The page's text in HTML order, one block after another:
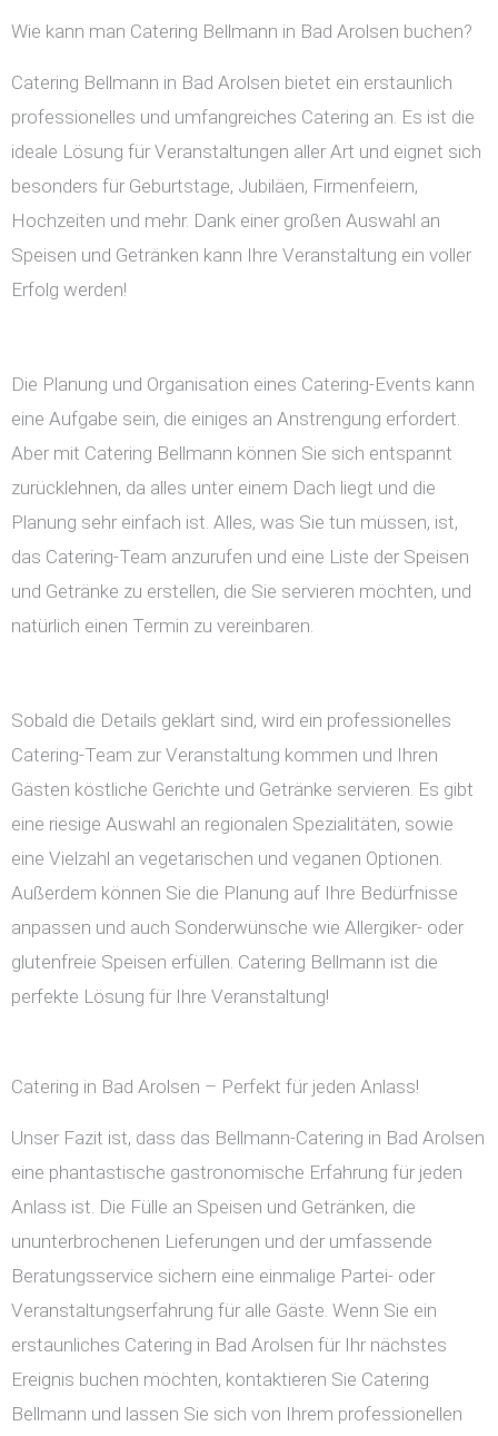
Wie kann man Catering Bellmann in Bad Arolsen buchen?
Catering Bellmann in Bad Arolsen bietet ein erstaunlich
professionelles und umfangreiches Catering an. Es ist die
ideale Lösung für Veranstaltungen aller Art und eignet sich
besonders für Geburtstage, Jubiläen, Firmenfeiern,
Hochzeiten und mehr. Dank einer großen Auswahl an
Speisen und Getränken kann Ihre Veranstaltung ein voller
Erfolg werden!
Die Planung und Organisation eines Catering-Events kann
eine Aufgabe sein, die einiges an Anstrengung erfordert.
Aber mit Catering Bellmann können Sie sich entspannt
zurücklehnen, da alles unter einem Dach liegt und die
Planung sehr einfach ist. Alles, was Sie tun müssen, ist,
das Catering-Team anzurufen und eine Liste der Speisen
und Getränke zu erstellen, die Sie servieren möchten, und
natürlich einen Termin zu vereinbaren.
Sobald die Details geklärt sind, wird ein professionelles
Catering-Team zur Veranstaltung kommen und Ihren
Gästen köstliche Gerichte und Getränke servieren. Es gibt
eine riesige Auswahl an regionalen Spezialitäten, sowie
eine Vielzahl an vegetarischen und veganen Optionen.
Außerdem können Sie die Planung auf Ihre Bedürfnisse
anpassen und auch Sonderwünsche wie Allergiker- oder
glutenfreie Speisen erfüllen. Catering Bellmann ist die
perfekte Lösung für Ihre Veranstaltung!
Catering in Bad Arolsen – Perfekt für jeden Anlass!
Unser Fazit ist, dass das Bellmann-Catering in Bad Arolsen
eine phantastische gastronomische Erfahrung für jeden
Anlass ist. Die Fülle an Speisen und Getränken, die
ununterbrochenen Lieferungen und der umfassende
Beratungsservice sichern eine einmalige Partei- oder
Veranstaltungserfahrung für alle Gäste. Wenn Sie ein
erstaunliches Catering in Bad Arolsen für Ihr nächstes
Ereignis buchen möchten, kontaktieren Sie Catering
Bellmann und lassen Sie sich von Ihrem professionellen